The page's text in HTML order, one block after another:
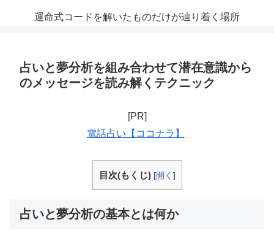
運命式コードを解いたものだけが辿り着く場所
占いと夢分析を組み合わせて潜在意識から
のメッセージを読み解くテクニック
[PR]
電話占い【ココナラ】
目次(もくじ) [開く ]
占いと夢分析の基本とは何か